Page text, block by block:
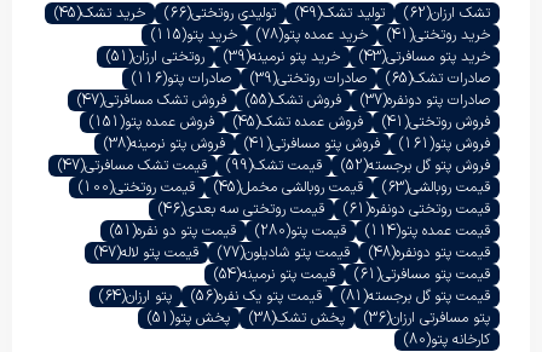
تشک ارزان(62) تولید تشک(49) تولیدی روتختی(66) خرید تشک(45)
خرید روتختی(41) خرید عمده پتو(78) خرید پتو(115)
خرید پتو مسافرتی(43) خرید پتو نرمینه(39) روتختی ارزان(51)
صادرات تشک(65) صادرات روتختی(39) صادرات پتو(116)
صادرات پتو دونفره(37) فروش تشک(55) فروش تشک مسافرتی(47)
فروش روتختی(41) فروش عمده تشک(45) فروش عمده پتو(151)
فروش پتو(161) فروش پتو مسافرتی(41) فروش پتو نرمینه(38)
فروش پتو گل برجسته(52) قیمت تشک(99) قیمت تشک مسافرتی(47)
قیمت روبالشی(63) قیمت روبالشی مخمل(45) قیمت روتختی(100)
قیمت روتختی دونفره(61) قیمت روتختی سه بعدی(46)
قیمت عمده پتو(114) قیمت پتو(280) قیمت پتو دو نفره(51)
قیمت پتو دونفره(48) قیمت پتو شادیلون(77) قیمت پتو لاله(47)
قیمت پتو مسافرتی(61) قیمت پتو نرمینه(54)
قیمت پتو گل برجسته(81) قیمت پتو یک نفره(56) پتو ارزان(64)
پتو مسافرتی ارزان(36) پخش تشک(38) پخش پتو(51)
کارخانه پتو(80)